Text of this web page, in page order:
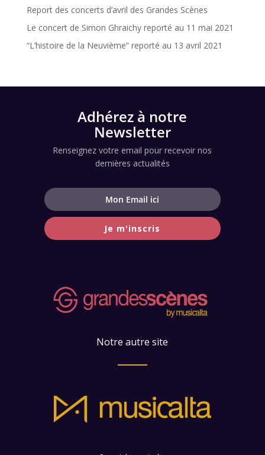
Report des concerts d’avril des Grandes Scènes
Le concert de Simon Ghraichy reporté au 11 mai 2021
“L’histoire de la Neuvième” reporté au 13 avril 2021
Adhérez à notre
Newsletter
Renseignez votre email pour recevoir nos
dernières actualités
Je m'inscris
Notre autre site